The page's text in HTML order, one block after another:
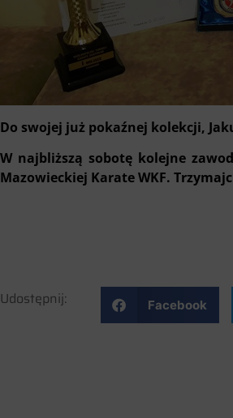
Do swojej już pokaźnej kolekcji,
W najbliższą sobotę kolejne
Mazowieckiej Karate WKF.
Udostępnij: Facebook